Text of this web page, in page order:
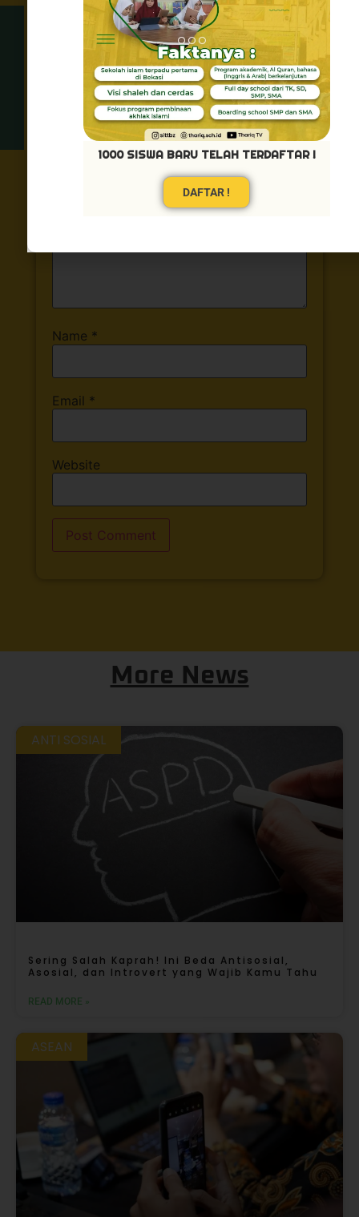
Leave a Reply
Your email address will not be published.
Required fields are marked*
Comment
Name *
Email *
Website
More News
ANTI SOSIAL
Sering Salah Kaprah! Ini Beda Antisosial,
Asosial, dan Introvert yang Wajib Kamu Tahu
READ MORE »
ASEAN
1000 SISWA BARU TELAH TERDAFTAR !
DAFTAR !